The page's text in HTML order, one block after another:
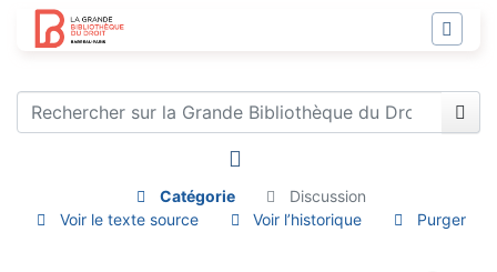
Catégorie
Discussion
Voir le texte source
Voir l’historique Purger